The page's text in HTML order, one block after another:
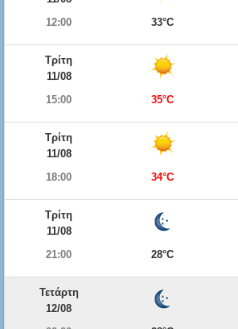
12:00
33°C
Τρίτη
11/08
15:00
35°C
Τρίτη
11/08
18:00
34°C
Τρίτη
11/08
21:00
28°C
Τετάρτη
12/08